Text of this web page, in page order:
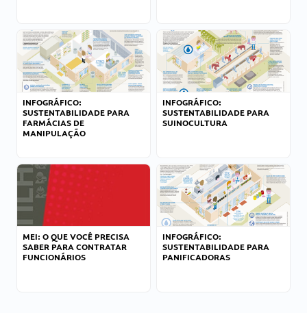
INFOGRÁFICO:
SUSTENTABILIDADE PARA
FARMÁCIAS DE
MANIPULAÇÃO
INFOGRÁFICO:
SUSTENTABILIDADE PARA
SUINOCULTURA
MEI: O QUE VOCÊ PRECISA
SABER PARA CONTRATAR
FUNCIONÁRIOS
INFOGRÁFICO:
SUSTENTABILIDADE PARA
PANIFICADORAS